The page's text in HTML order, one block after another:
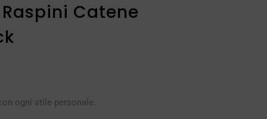
Catene
ogni stile personale.